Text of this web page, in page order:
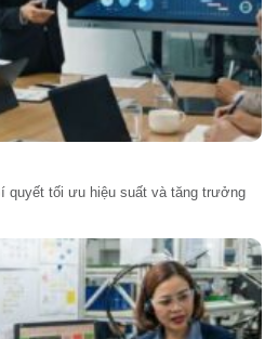
quyết tối ưu hiệu suất và tăng trưởng